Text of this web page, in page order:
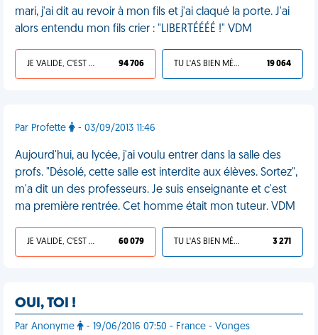
mari, j'ai dit au revoir à mon fils et j'ai claqué la porte. J'ai
alors entendu mon fils crier : "LIBERTÉÉÉÉ !" VDM
JE VALIDE, C'EST UNE VDM 94 706 TU L'AS BIEN MÉRITÉ 19 064
Par Profette - 03/09/2013 11:46
Aujourd'hui, au lycée, j'ai voulu entrer dans la salle des
profs. "Désolé, cette salle est interdite aux élèves. Sortez",
m'a dit un des professeurs. Je suis enseignante et c'est
ma première rentrée. Cet homme était mon tuteur. VDM
JE VALIDE, C'EST UNE VDM 60 079 TU L'AS BIEN MÉRITÉ 3 271
OUI, TOI !
Par Anonyme - 19/06/2016 07:50 - France - Vonges